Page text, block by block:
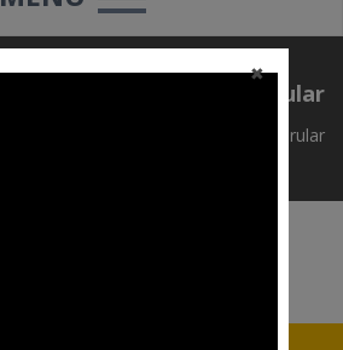
Duyurular
Duyurular
✖